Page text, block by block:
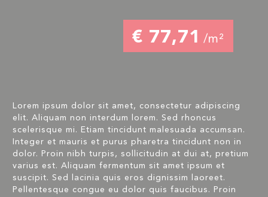
€ 77,71 /m²
Lorem ipsum dolor sit amet, consectetur adipiscing
elit. Aliquam non interdum lorem. Sed rhoncus
scelerisque mi. Etiam tincidunt malesuada accumsan.
Integer et mauris et purus pharetra tincidunt non in
dolor. Proin nibh turpis, sollicitudin at dui at, pretium
varius est. Aliquam fermentum sit amet ipsum et
suscipit. Sed lacinia quis eros dignissim laoreet.
Pellentesque congue eu dolor quis faucibus. Proin